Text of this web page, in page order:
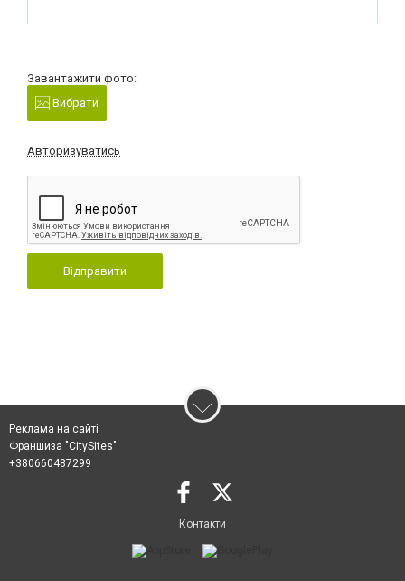
Завантажити фото:
Вибрати
Авторизуватись
Відправити
Реклама на сайті
Франшиза "CitySites"
+380660487299
Контакти